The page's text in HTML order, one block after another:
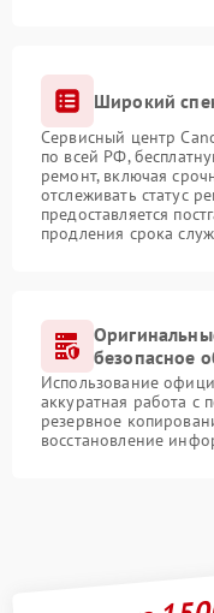
Широкий
Сервисный центр
по всей РФ,
ремонт, включая
отслеживать статус
предоставляется
продления срока
безопасное
Использование
аккуратная работа с
резервное
восстановление